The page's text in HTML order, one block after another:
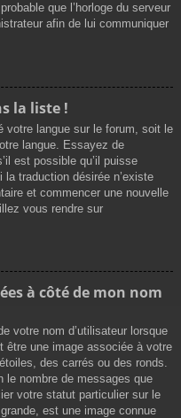
que l’horloge du serveur
afin de lui communiquer
la liste !
votre langue sur le forum, soit le
langue. Essayez de
est possible qu’il puisse
traduction désirée n’existe
et commencer une nouvelle
vous rendre sur
à côté de mon nom
votre nom d’utilisateur lorsque
être une image associée à votre
des carrés ou des ronds.
le nombre de messages que
votre statut particulier sur le
est une image connue